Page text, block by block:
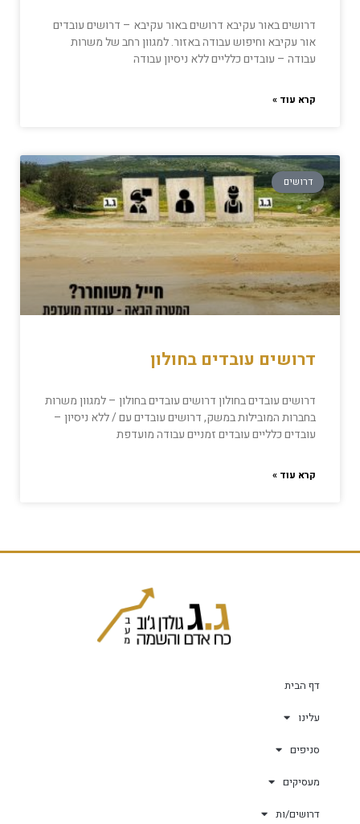
דרושים באור עקיבא דרושים באור עקיבא – דרושים עובדים
אור עקיבא וחיפוש עבודה באזור. למגוון רחב של משרות
עבודה – עובדים כלליים ללא ניסיון עבודה
קרא עוד »
דרושים
דרושים עובדים בחולון
דרושים עובדים בחולון דרושים עובדים בחולון – למגוון משרות
בחברות המובילות במשק, דרושים עובדים עם / ללא ניסיון –
עובדים כלליים עובדים זמניים עבודה מועדפת
קרא עוד »
דף הבית
עלינו
סניפים
מעסיקים
דרושים/ות